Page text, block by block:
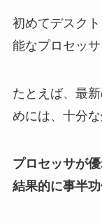
初めてデスク
能なプロセッ
たとえば、最
めには、十分
プロセッサが
結果的に事半功